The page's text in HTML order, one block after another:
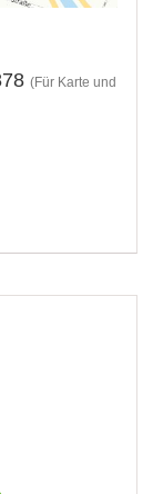
(Für Karte und